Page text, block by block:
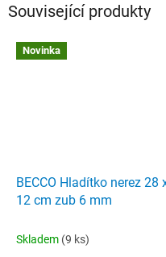
Související produkty
Novinka
BECCO Hladítko nerez 28
12 cm zub 6 mm
Skladem (9 ks)